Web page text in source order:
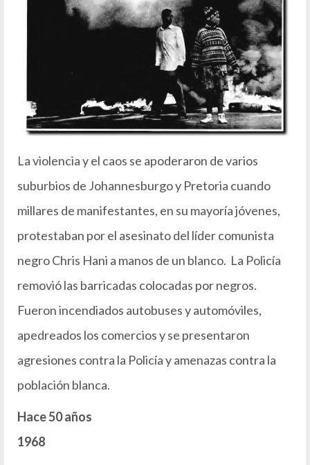
La violencia y el caos se apoderaron de varios
suburbios de Johannesburgo y Pretoria cuando
millares de manifestantes, en su mayoría jóvenes,
protestaban por el asesinato del líder comunista
negro Chris Hani a manos de un blanco. La Policía
removió las barricadas colocadas por negros.
Fueron incendiados autobuses y automóviles,
apedreados los comercios y se presentaron
agresiones contra la Policía y amenazas contra la
población blanca.
Hace 50 años
1968